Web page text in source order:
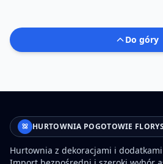
Do góry
HURTOWNIA POGOTOWIE
Hurtownia z dekoracjami i